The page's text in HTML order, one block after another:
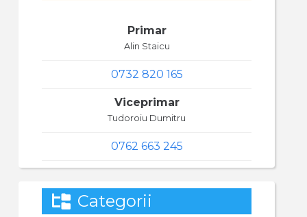
Primar
Alin Staicu
0732 820 165
Viceprimar
Tudoroiu Dumitru
0762 663 245
Categorii